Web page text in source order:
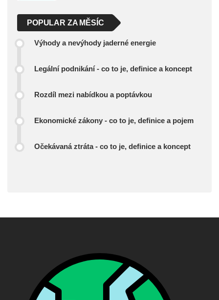
POPULAR ZA MĚSÍC
Výhody a nevýhody jaderné energie
Legální podnikání - co to je, definice a koncept
Rozdíl mezi nabídkou a poptávkou
Ekonomické zákony - co to je, definice a pojem
Očekávaná ztráta - co to je, definice a koncept